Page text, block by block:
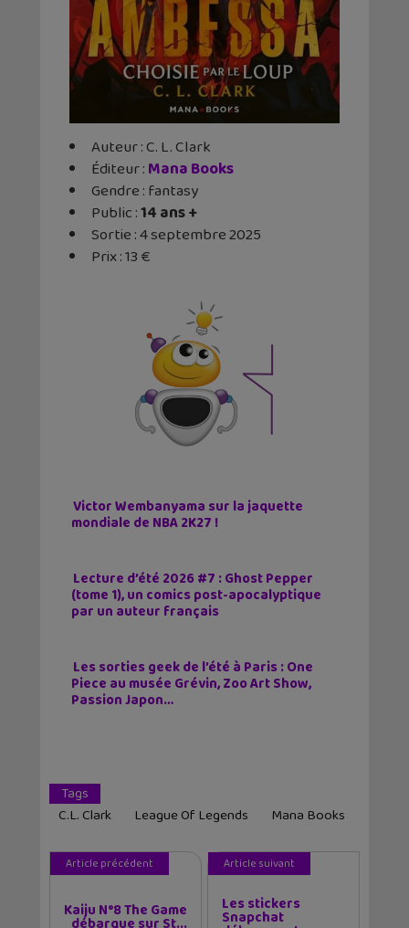
Auteur : C. L. Clark
Éditeur ‏:Mana Books
Gendre : fantasy
Public :14 ans +
Sortie : 4 septembre 2025
Prix : 13 €
Victor Wembanyama sur la jaquette
mondiale de NBA 2K27 !
Lecture d’été 2026 #7 : Ghost Pepper
(tome 1), un comics post-apocalyptique
par un auteur français
Les sorties geek de l’été à Paris : One
Piece au musée Grévin, Zoo Art Show,
Passion Japon…
Tags
C.L. Clark
League Of Legends Mana Books
Article précédent
Kaiju N°8 The Game
Article suivant
Les stickers
Snapchat